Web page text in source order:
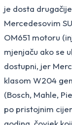
je dosta
Mercedesovim
OM651 motoru
mjenjaču ako se
dostupni, jer
klasom W204
(Bosch, Mahle,
po pristojnim